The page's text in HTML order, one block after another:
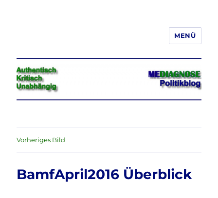
Jeder hat das Recht, seine
Meinung in Wort, Schrift und Bild
frei zu äußern und zu verbreiten
MENÜ
Vorheriges Bild
BamfApril2016 Überblick